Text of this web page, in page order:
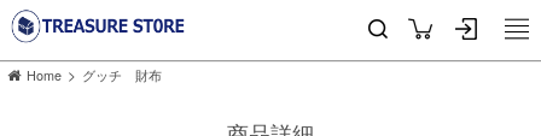
Home > グッチ 財布